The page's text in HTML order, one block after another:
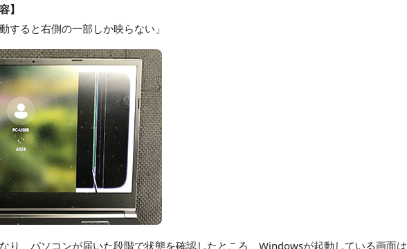
】
すると右側の一部しか映らない」
り、パソコンが届いた段階で状態を確認したところ、Windowsが起動している画面は